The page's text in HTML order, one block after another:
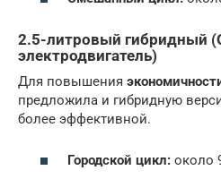
2.5-литровый гибридный
электродвигатель)
Для повышения
предложила и гибридную
более эффективной.
Городской цикл: около